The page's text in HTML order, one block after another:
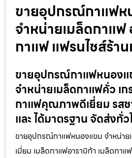
ขายอุปกรณ์กาแฟห
จำหน่ายเมล็ดกาแ
กาแฟ แฟรนไชส์ร้า
ขายอุปกรณ์กาแฟหนองแ
จำหน่ายเมล็ดกาแฟคั่ว เก
กาแฟคุณภาพดีเยี่ยม รส
และ ได้มาตรฐาน จัดส่งทั่ว
ขายอุปกรณ์กาแฟหนองแขม จำหน่าย
เมี่ยม เมล็ดกาแฟอาราบิก้า เมล็ดกาแ